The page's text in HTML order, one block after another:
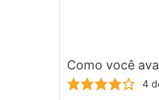
Como você
4